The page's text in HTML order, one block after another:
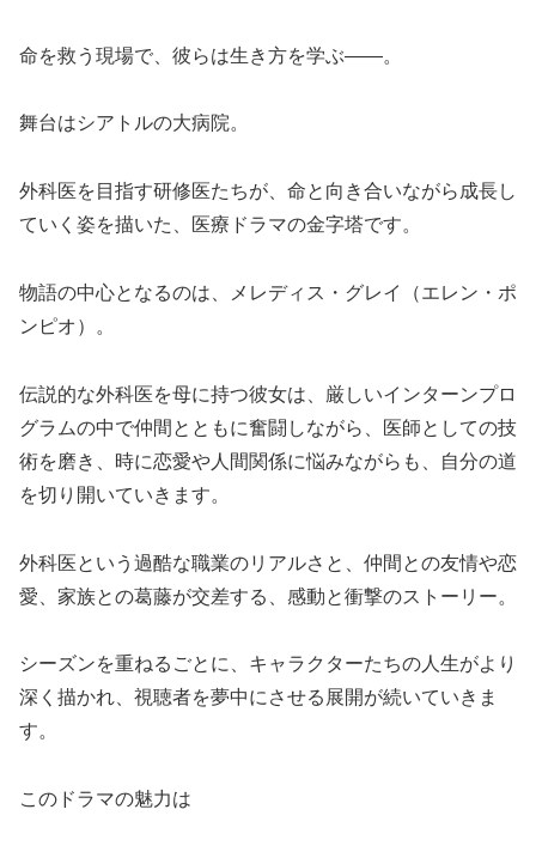
命を救う現場で、彼らは生き方を学ぶ――。
舞台はシアトルの大病院。
外科医を目指す研修医たちが、命と向き合いながら成長し
ていく姿を描いた、医療ドラマの金字塔です。
物語の中心となるのは、メレディス・グレイ（エレン・ポ
ンピオ）。
伝説的な外科医を母に持つ彼女は、厳しいインターンプロ
グラムの中で仲間とともに奮闘しながら、医師としての技
術を磨き、時に恋愛や人間関係に悩みながらも、自分の道
を切り開いていきます。
外科医という過酷な職業のリアルさと、仲間との友情や恋
愛、家族との葛藤が交差する、感動と衝撃のストーリー。
シーズンを重ねるごとに、キャラクターたちの人生がより
深く描かれ、視聴者を夢中にさせる展開が続いていきま
す。
このドラマの魅力は